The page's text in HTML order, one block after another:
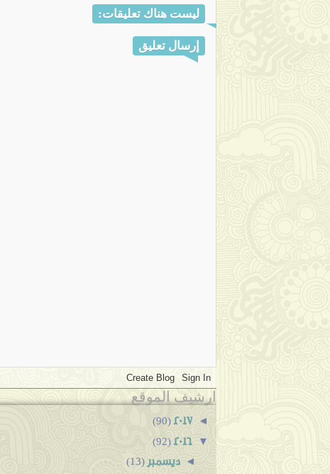
ليست هناك تعليقات:
إرسال تعليق
ارشيف الموقع
◄
2017
(90)
▼
2016
(92)
◄ديسمبر(13)